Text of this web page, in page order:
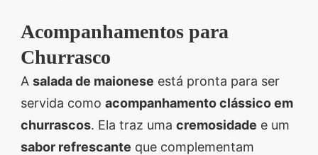
Acompanhamentos para
Churrasco
A salada de maionese está pronta para ser
servida como acompanhamento clássico em
churrascos. Ela traz uma cremosidade e um
sabor refrescante que complementam